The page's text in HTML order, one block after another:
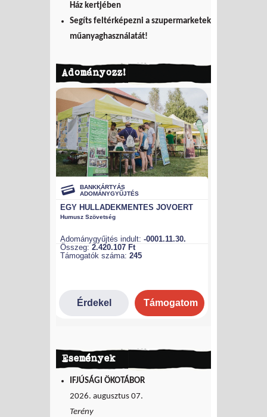
Ház kertjében
Segíts feltérképezni a szupermarketek
műanyaghasználatát!
Adományozz!
Események
IFJÚSÁGI ÖKOTÁBOR
2026. augusztus 07.
Terény